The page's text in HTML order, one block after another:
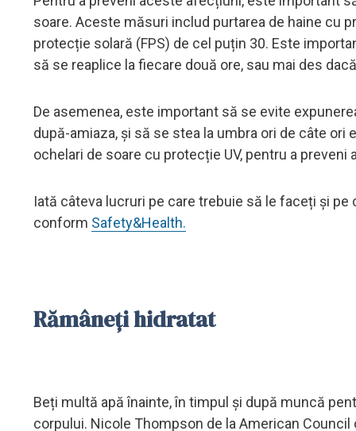
soare. Aceste măsuri includ purtarea de haine cu
protecție solară (FPS) de cel puțin 30. Este
să se reaplice la fiecare două ore, sau mai des
De asemenea, este important să se evite
după-amiaza, și să se stea la umbra ori de câte
ochelari de soare cu protecție UV, pentru a preveni
Iată câteva lucruri pe care trebuie să le faceți și
conform Safety&Health.
Rămâneți hidratat
Beți multă apă înainte, în timpul și după muncă
corpului. Nicole Thompson de la American